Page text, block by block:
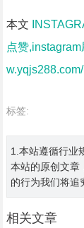
本文
点赞
标签:
1.本站遵循行业
本站的原创文章
的行为我们将追
相关文章